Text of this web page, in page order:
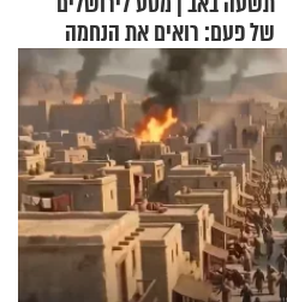
של פעם: רואים את הנחמה